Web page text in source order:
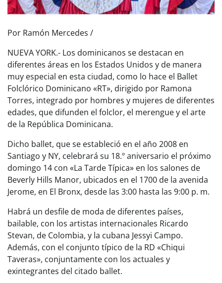
Por Ramón Mercedes /
NUEVA YORK.- Los dominicanos se destacan en
diferentes áreas en los Estados Unidos y de manera
muy especial en esta ciudad, como lo hace el Ballet
Folclórico Dominicano «RT», dirigido por Ramona
Torres, integrado por hombres y mujeres de diferentes
edades, que difunden el folclor, el merengue y el arte
de la República Dominicana.
Dicho ballet, que se estableció en el año 2008 en
Santiago y NY, celebrará su 18.º aniversario el próximo
domingo 14 con «La Tarde Típica» en los salones de
Beverly Hills Manor, ubicados en el 1700 de la avenida
Jerome, en El Bronx, desde las 3:00 hasta las 9:00 p. m.
Habrá un desfile de moda de diferentes países,
bailable, con los artistas internacionales Ricardo
Stevan, de Colombia, y la cubana Jessyi Campo.
Además, con el conjunto típico de la RD «Chiqui
Taveras», conjuntamente con los actuales y
exintegrantes del citado ballet.